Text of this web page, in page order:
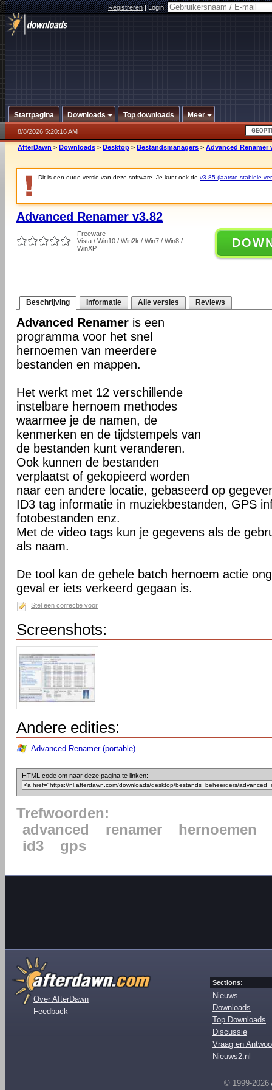
Registreren|Login:
Startpagina Downloads Top downloads Meer
8/8/2026 5:20:16 AM
AfterDawn > Downloads > Desktop > Bestandsmanagers > Advanced Renamer
Dit is een oude versie van deze software. Je kunt ook de v3.85 (laatste stabiele
Advanced Renamer v3.82
Freeware
Vista / Win10 / Win2k / Win7 / Win8 /
WinXP
Beschrijving Informatie Alle versies Reviews
Advanced Renamer is een
programma voor het snel
hernoemen van meerdere
bestanden en mappen.
Het werkt met 12 verschillende
instelbare hernoem methodes
waarmee je de namen, de
kenmerken en de tijdstempels van
de bestanden kunt veranderen.
Ook kunnen de bestanden
verplaatst of gekopieerd worden
naar een andere locatie, gebaseerd op
ID3 tag informatie in muziekbestanden, GPS
fotobestanden enz.
Met de video tags kun je gegevens als de
als naam.
De tool kan de gehele batch hernoem actie
geval er iets verkeerd gegaan is.
Stel een correctie voor
Screenshots:
Andere edities:
Advanced Renamer (portable)
HTML code om naar deze pagina te linken:
Trefwoorden:
advanced
renamer
hernoemen
id3
gps
Over AfterDawn
Feedback
Sections:
Nieuws
Downloads
Top Downloads
Discussie
Vraag en
Nieuws2.nl
© 1999-2026